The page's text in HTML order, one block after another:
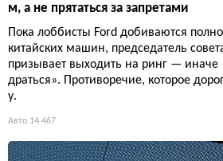
м, а не прятаться за запретами
Пока лоббисты Ford добиваются
китайских машин, председатель
призывает выходить на ринг — иначе
драться». Противоречие, которое
у.
Авто 14 467